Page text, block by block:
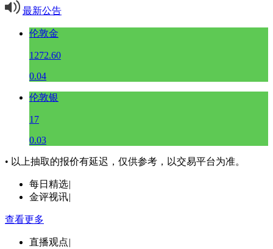
最新公告
伦敦金
1272.60
0.04
伦敦银
17
0.03
• 以上抽取的报价有延迟，仅供参考，以交易平台为准。
每日精选|
金评视讯|
查看更多
直播观点|